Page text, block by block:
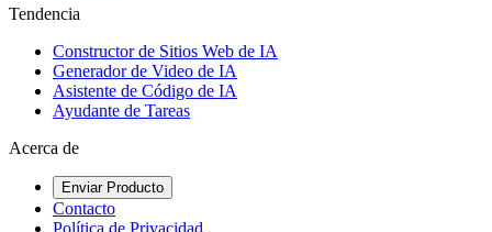
Tendencia
Constructor de Sitios Web de IA
Generador de Video de IA
Asistente de Código de IA
Ayudante de Tareas
Acerca de
Enviar Producto
Contacto
Política de Privacidad